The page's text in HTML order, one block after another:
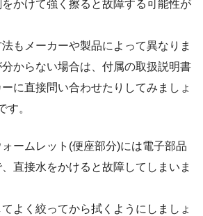
かけて強く擦ると故障する可能性が
もメーカーや製品によって異なりま
からない場合は、付属の取扱説明書
に直接問い合わせたりしてみましょ
す。
ームレット(便座部分)には電子部品
直接水をかけると故障してしまいま
よく絞ってから拭くようにしましょ